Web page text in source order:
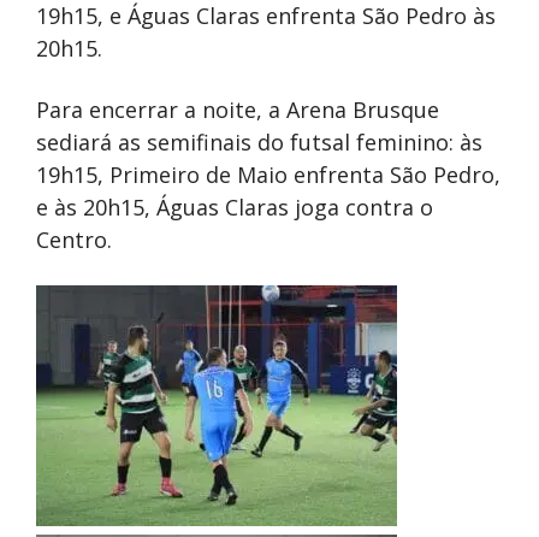
19h15, e Águas Claras enfrenta São Pedro às
20h15.
Para encerrar a noite, a Arena Brusque
sediará as semifinais do futsal feminino: às
19h15, Primeiro de Maio enfrenta São Pedro,
e às 20h15, Águas Claras joga contra o
Centro.